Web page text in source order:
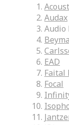
Audax
Audio
Beyma
EAD
Faital
Focal